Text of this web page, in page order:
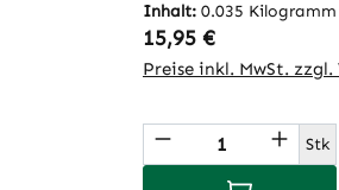
aus sehr hohe
Grünlippmuschel ist
sehr erfreulicher
organischen Säure
angewiesen, da sie
Inhalt: 0.035 Kilogramm
Regulärer Preis:
15,95 €
Preise inkl. MwSt.
Produkt Stk